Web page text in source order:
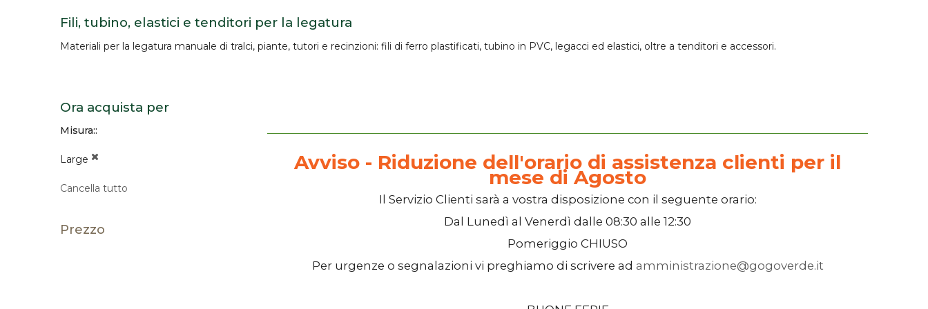
Fili, tubino, elastici e tenditori per la legatura
Materiali per la legatura manuale di tralci, piante, tutori e recinzioni: fili di ferro plastificati, tubino in PVC, legacci ed elastici, oltre a tenditori e accessori.
Ora acquista per
Misura:
Large
Cancella tutto
Prezzo
Avviso - Riduzione dell'orario di assistenza clienti per il
mese di Agosto
Il Servizio Clienti sarà a vostra disposizione con il seguente orario:
Dal Lunedì al Venerdì dalle 08:30 alle 12:30
Pomeriggio CHIUSO
Per urgenze o segnalazioni vi preghiamo di scrivere ad amministrazione@gogoverde.it